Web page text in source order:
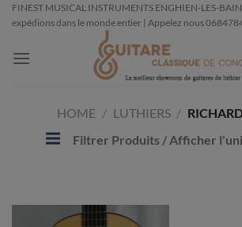
Passer
au
FINEST MUSICAL INSTRUMENTS ENGHIEN-LES-
expédions dans le monde entier | Appelez nous
HOME / LUTHIERS /
Filtrer Produits / Afficher